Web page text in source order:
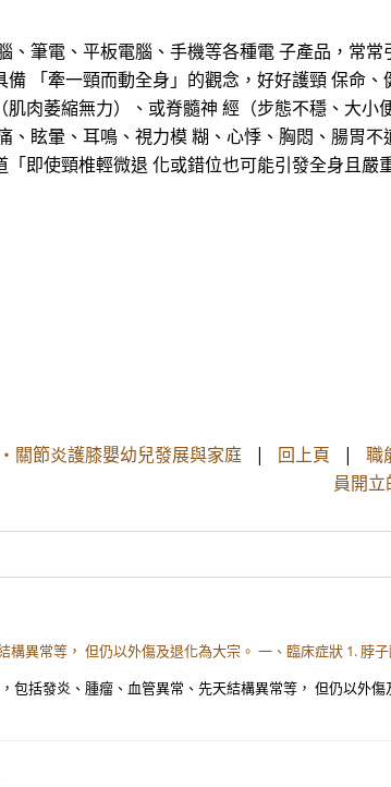
筆電、平板電腦、手機等各種電 子產品，常常
「牽一頸而動全身」的觀念，好好護頸 保命
肌肉萎縮無力）、或脊髓神 經（步態不穩、大
眩暈、耳鳴、視力模 糊、心悸、胸悶、腸胃
即使頸椎輕微退 化或錯位也可能引發全身且
關節炎護膝嬰幼兒發展與家庭 | 回上頁 | 職
員開立
異常等， 但仍以外傷及退化為大宗。 一、臨床症狀 1. 脖
包括發炎、腫瘤、血管異常、先天結構異常等， 但仍以外